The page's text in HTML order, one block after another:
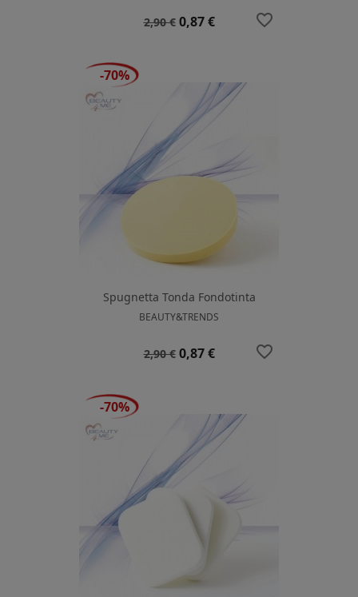
Prezzo
2,90 € Prezzo
0,87 € favorite_border
Spugnetta Tonda Fondotinta
BEAUTY&TRENDS
Prezzo
2,90 € Prezzo
0,87 €
-70%
favorite_border
-70%